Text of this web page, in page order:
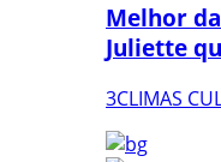
Melhor
Juliette
3CLIMAS